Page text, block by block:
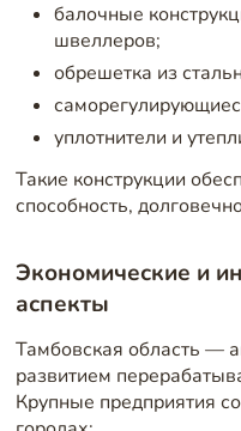
балочные
швеллеров;
обрешетка из
уплотнители и
Такие конструкции
способность,
Экономические и
аспекты
Тамбовская область —
развитием
Крупные предприятия